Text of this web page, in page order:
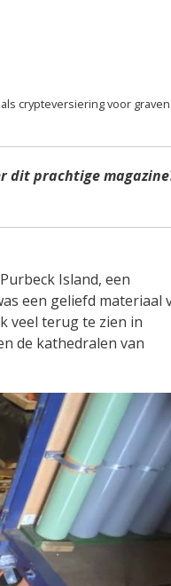
crypteversiering voor
dit prachtige
Island, een
een geliefd materiaal
veel terug te zien in
de kathedralen van